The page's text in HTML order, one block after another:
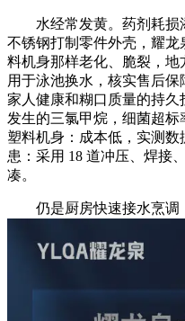
水经常发黄。药剂耗损
不锈钢打制零件外壳，耀
料机身那样老化、脆裂，
用于泳池换水，核实售后
家人健康和糊口质量的持
发生的三氯甲烷，细菌超标
塑料机身：成本低，实测
患：采用 18 道冲压、焊接
凑。
仍是厨房快速接水烹调